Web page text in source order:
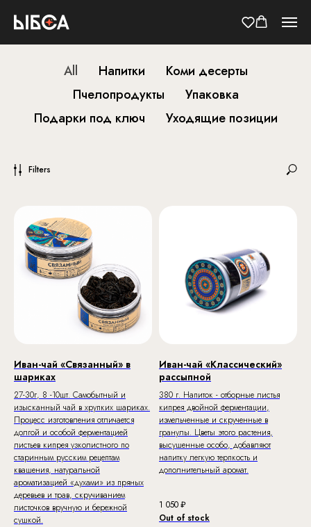
All Напитки
Коми десерты
Пчелопродукты
Упаковка
Подарки под ключ
Уходящие позиции
Filters
Иван-чай «Связанный» в
шариках
27-30г, 8 -10шт. Самобытный и
изысканный чай в хрупких шариках.
Процесс изготовления отличается
долгой и особой ферментацией
листьев кипрея узколистного по
старинным русским рецептам
квашения, натуральной
ароматизацией «духами» из пряных
деревьев и трав, скручиванием
листочков вручную и бережной
сушкой.
Иван-чай «Классический»
рассыпной
380 г. Напиток - отборные листья
кипрея двойной ферментации,
измельченные и скрученные в
гранулы. Цветы этого растения,
высушенные особо, добавляют
напитку легкую терпкость и
дополнительный аромат.
1 050₽
Out of stock